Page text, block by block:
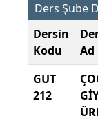
Ders Şube
Dersin
Kodu
Ad
GUT
212